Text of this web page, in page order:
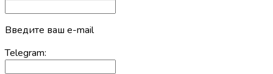
Введите ваш e-mail
Telegram: